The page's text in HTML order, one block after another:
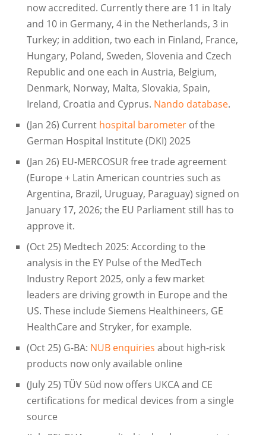
now accredited. Currently there are 11 in Italy
and 10 in Germany, 4 in the Netherlands, 3 in
Turkey; in addition, two each in Finland, France,
Hungary, Poland, Sweden, Slovenia and Czech
Republic and one each in Austria, Belgium,
Denmark, Norway, Malta, Slovakia, Spain,
Ireland, Croatia and Cyprus. Nando database.
(Jan 26) Current hospital barometerof the
German Hospital Institute (DKI) 2025
(Jan 26) EU-MERCOSUR free trade agreement
(Europe + Latin American countries such as
Argentina, Brazil, Uruguay, Paraguay) signed on
January 17, 2026; the EU Parliament still has to
approve it.
(Oct 25) Medtech 2025: According to the
analysis in the EY Pulse of the MedTech
Industry Report 2025, only a few market
leaders are driving growth in Europe and the
US. These include Siemens Healthineers, GE
HealthCare and Stryker, for example.
(Oct 25) G-BA: NUB enquiries about high-risk
products now only available online
(July 25) TÜV Süd now offers UKCA and CE
certifications for medical devices from a single
source